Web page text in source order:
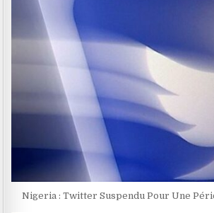
Nigeria : Twitter Suspendu Pour Une